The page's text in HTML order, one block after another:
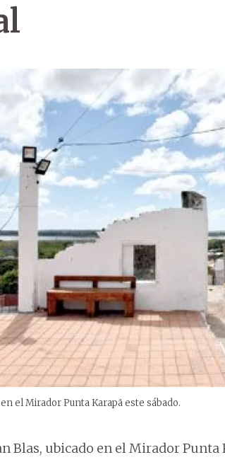
el Mirador Punta Karapã este sábado.
Blas, ubicado en el Mirador Punta